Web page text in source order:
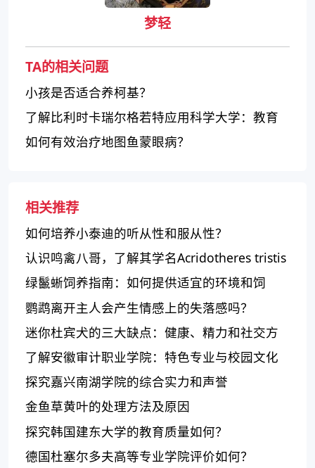
梦轻
TA的相关问题
小孩是否适合养柯基？
了解比利时卡瑞尔格若特应用科学大学：教育
质量、学科特色及排名情况
如何有效治疗地图鱼蒙眼病？
相关推荐
如何培养小泰迪的听从性和服从性？
认识鸣禽八哥，了解其学名Acridotheres tristis
绿鬣蜥饲养指南：如何提供适宜的环境和饲
料？
鹦鹉离开主人会产生情感上的失落感吗？
迷你杜宾犬的三大缺点：健康、精力和社交方
面的挑战
了解安徽审计职业学院：特色专业与校园文化
探究嘉兴南湖学院的综合实力和声誉
金鱼草黄叶的处理方法及原因
探究韩国建东大学的教育质量如何？
德国杜塞尔多夫高等专业学院评价如何？